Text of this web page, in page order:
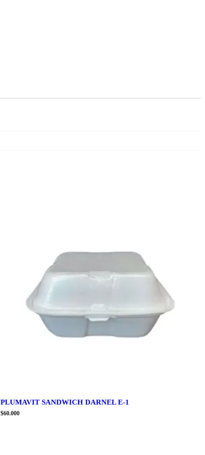
PLUMAVIT SANDWICH DARNEL E-1
$60.000